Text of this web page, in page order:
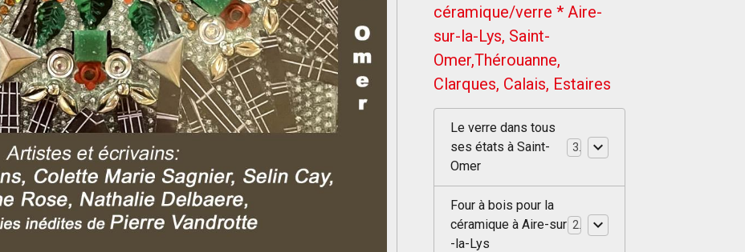
céramique/verre * Aire-
sur-la-Lys, Saint-
Omer,Thérouanne,
Clarques, Calais, Estaires
Le verre dans tous
ses états à Saint-
Omer
Four à bois pour la
céramique à Aire-sur
-la-Lys